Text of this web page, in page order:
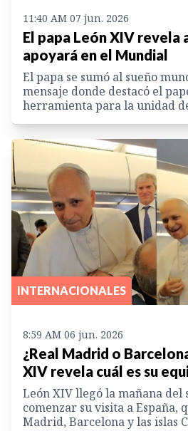
11:40 AM 07 jun. 2026
El papa León XIV revela
apoyará en el Mundial
El papa se sumó al sueño
mensaje donde destacó el
herramienta para la unidad
INTERNACIONALES
8:59 AM 06 jun. 2026
¿Real Madrid o
XIV revela cuál es su
León XIV llegó la mañana del
comenzar su visita a España,
Madrid, Barcelona y las islas